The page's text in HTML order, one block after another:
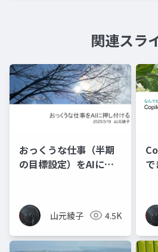
関連スラ
おっくうな仕事（半期
の目標設定）をAIに押
山元綾子 4.5K
で